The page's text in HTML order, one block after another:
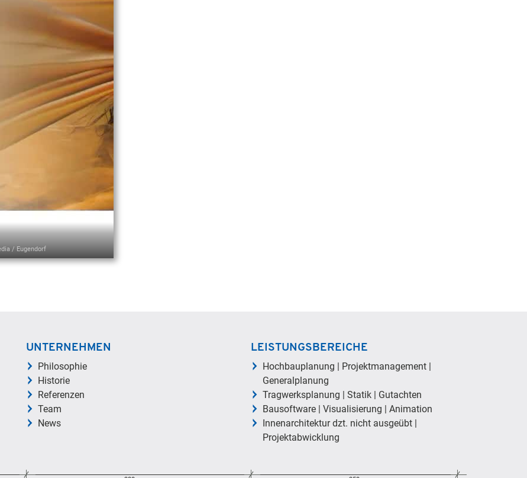
/ Eugendorf
UNTERNEHMEN
Philosophie
Historie
Referenzen
Team
News
LEISTUNGSBEREICHE
Hochbauplanung | Projektmanagement |
Generalplanung
Tragwerksplanung | Statik | Gutachten
Bausoftware | Visualisierung | Animation
Innenarchitektur dzt. nicht ausgeübt |
Projektabwicklung